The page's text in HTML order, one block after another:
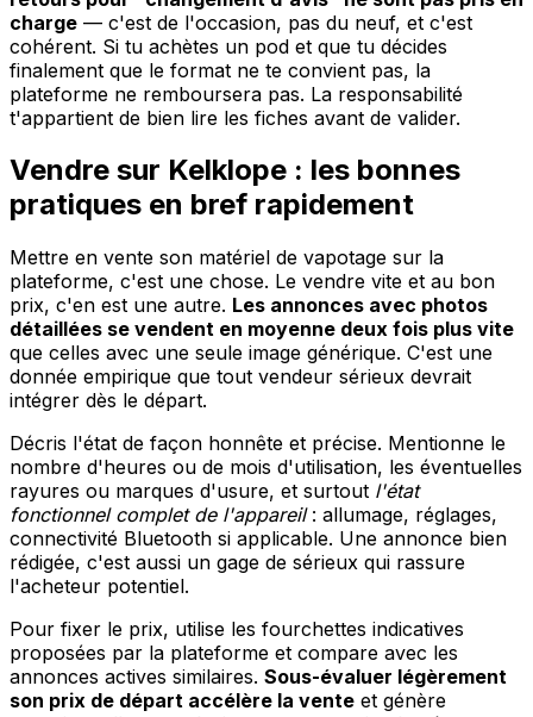
charge — c'est de l'occasion, pas du neuf, et c'est
cohérent. Si tu achètes un pod et que tu décides
finalement que le format ne te convient pas, la
plateforme ne remboursera pas. La responsabilité
t'appartient de bien lire les fiches avant de valider.
Vendre sur Kelklope : les bonnes
pratiques en bref rapidement
Mettre en vente son matériel de vapotage sur la
plateforme, c'est une chose. Le vendre vite et au bon
prix, c'en est une autre. Les annonces avec photos
détaillées se vendent en moyenne deux fois plus vite
que celles avec une seule image générique. C'est une
donnée empirique que tout vendeur sérieux devrait
intégrer dès le départ.
Décris l'état de façon honnête et précise. Mentionne le
nombre d'heures ou de mois d'utilisation, les éventuelles
rayures ou marques d'usure, et surtout l'état
fonctionnel complet de l'appareil: allumage, réglages,
connectivité Bluetooth si applicable. Une annonce bien
rédigée, c'est aussi un gage de sérieux qui rassure
l'acheteur potentiel.
Pour fixer le prix, utilise les fourchettes indicatives
proposées par la plateforme et compare avec les
annonces actives similaires. Sous-évaluer légèrement
son prix de départ accélère la vente et génère